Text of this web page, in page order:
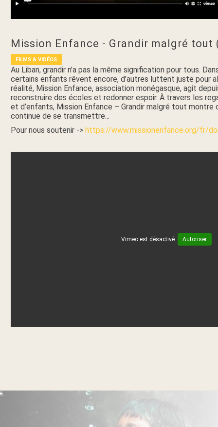
Mission Enfance - Grandir malgré tout
FILMS & VIDÉOS
Au Liban, grandir n’a pas la même signification pour tous.
certains enfants rêvent encore, d’autres luttent juste pour
réalité, Mission Enfance, association monégasque, agit
reconstruire des écoles et redonner espoir. À travers les
et d’enfants, Mission Enfance – Grandir malgré tout montre
continue de se transmettre...
Pour nous soutenir ->https://www.missionenfance.org/fr/
Vimeo est désactivé. Autoriser